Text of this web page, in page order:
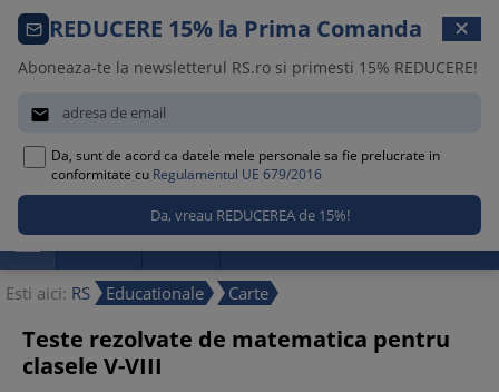
Comanda telefonica · 021 209 45 12

 Promotii Noutati Reduceri
Esti aici: RS Educationale Carte
REDUCERE 15% la Prima Comanda ✕
Aboneaza-te la newsletterul RS.ro si primesti 15% REDUCERE!

Da, sunt de acord ca datele mele personale sa fie prelucrate in
conformitate cu Regulamentul UE 679/2016
Teste rezolvate de matematica pentru
clasele V-VIII